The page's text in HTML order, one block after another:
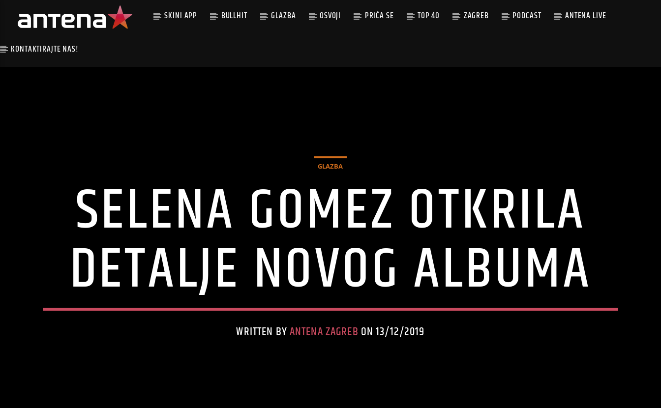
SKINI APP BULLHIT GLAZBA OSVOJI PRIČA SE TOP 40 ZAGREB PODCAST ANTENA LIVE
KONTAKTIRAJTE NAS!
GLAZBA
SELENA GOMEZ OTKRILA
DETALJE NOVOG ALBUMA
WRITTEN BYANTENA ZAGREB ON 13/12/2019